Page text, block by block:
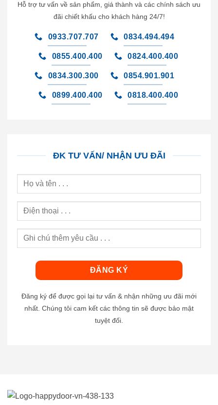
Hỗ trợ tư vấn về sản phẩm, giá thành và các chính sách ưu
đãi chiết khấu cho khách hàng 24/7!
0933.707.707 0834.494.494
0855.400.400 0824.400.400
0834.300.300 0854.901.901
0899.400.400 0818.400.400
ĐK TƯ VẤN/ NHẬN ƯU ĐÃI
Đăng ký để được gọi lại tư vấn & nhận những ưu đãi mới
nhất. Chúng tôi cam kết các thông tin sẽ được bảo mật
tuyệt đối.